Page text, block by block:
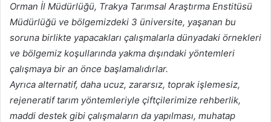
Orman İl Müdürlüğü, Trakya Tarımsal Araştırma Enstitüsü
Müdürlüğü ve bölgemizdeki 3 üniversite, yaşanan bu
soruna birlikte yapacakları çalışmalarla dünyadaki örnekleri
ve bölgemiz koşullarında yakma dışındaki yöntemleri
çalışmaya bir an önce başlamalıdırlar.
Ayrıca alternatif, daha ucuz, zararsız, toprak işlemesiz,
rejeneratif tarım yöntemleriyle çiftçilerimize rehberlik,
maddi destek gibi çalışmaların da yapılması, muhatap